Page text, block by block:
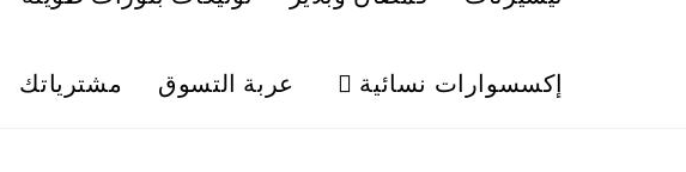
إكسسوارات نسائية عربة التسوق مشترياتك